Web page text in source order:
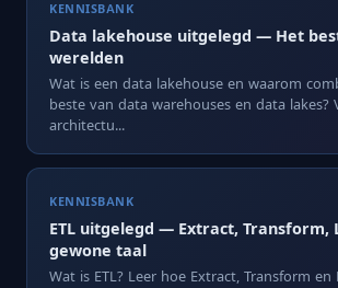
KENNISBANK
Data lakehouse uitgelegd — Het
werelden
Wat is een data lakehouse en waarom
beste van data warehouses en data lakes?
architectu...
KENNISBANK
ETL uitgelegd — Extract, Transform,
gewone taal
Wat is ETL? Leer hoe Extract, Transform